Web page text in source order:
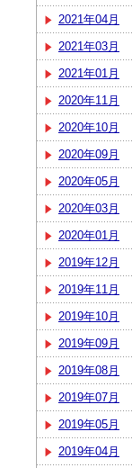
2021年04月
2021年03月
2021年01月
2020年11月
2020年10月
2020年09月
2020年05月
2020年03月
2020年01月
2019年12月
2019年11月
2019年10月
2019年09月
2019年08月
2019年07月
2019年05月
2019年04月